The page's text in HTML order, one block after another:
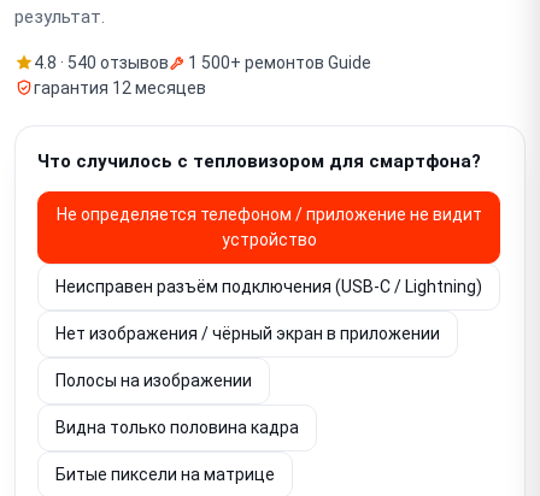
результат.
4.8 · 540 отзывов
1 500+ ремонтов Guide
гарантия 12 месяцев
Что случилось с тепловизором для смартфона?
Не определяется телефоном / приложение не видит
устройство
Неисправен разъём подключения (USB-C / Lightning)
Нет изображения / чёрный экран в приложении
Полосы на изображении
Видна только половина кадра
Битые пиксели на матрице